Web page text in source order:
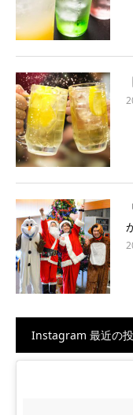
Instagram 最近の